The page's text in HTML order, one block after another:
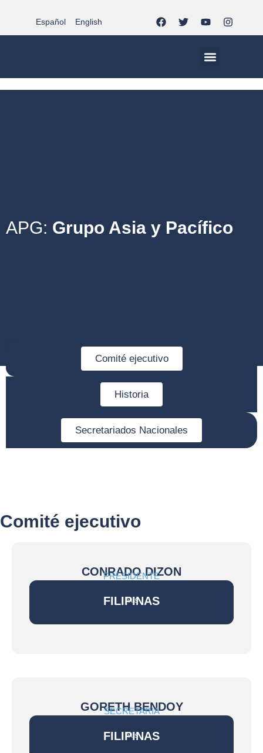
Español English
APG: Grupo Asia y Pacífico
Comité ejecutivo
Historia
Secretariados Nacionales
Comité ejecutivo
CONRADO DIZON
PRESIDENTE
PAÍS
FILIPINAS
GORETH BENDOY
SECRETARIA
PAÍS
FILIPINAS